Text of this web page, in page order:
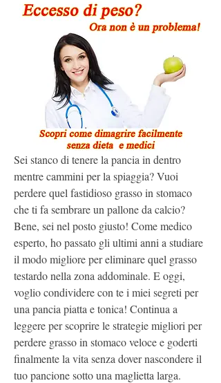
Sei stanco di tenere la pancia in dentro
mentre cammini per la spiaggia? Vuoi
perdere quel fastidioso grasso in stomaco
che ti fa sembrare un pallone da calcio?
Bene, sei nel posto giusto! Come medico
esperto, ho passato gli ultimi anni a studiare
il modo migliore per eliminare quel grasso
testardo nella zona addominale. E oggi,
voglio condividere con te i miei segreti per
una pancia piatta e tonica! Continua a
leggere per scoprire le strategie migliori per
perdere grasso in stomaco veloce e goderti
finalmente la vita senza dover nascondere il
tuo pancione sotto una maglietta larga.